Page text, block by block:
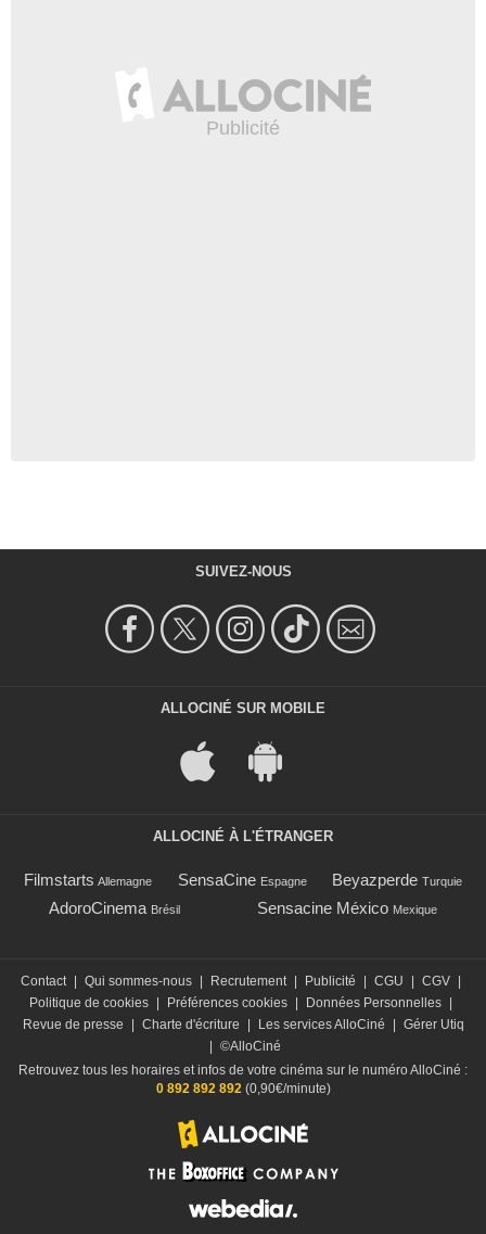
SUIVEZ-NOUS
ALLOCINÉ SUR MOBILE
ALLOCINÉ À L'ÉTRANGER
Filmstarts Allemagne SensaCine Espagne Beyazperde Turquie
AdoroCinema Brésil Sensacine México Mexique
Contact | Qui sommes-nous | Recrutement | Publicité | CGU | CGV |
Politique de cookies | Préférences cookies | Données Personnelles |
Revue de presse
| Charte d'écriture | Les services AlloCiné | Gérer Utiq
| ©AlloCiné
Retrouvez tous les horaires et infos de votre cinéma sur le numéro AlloCiné :
0 892 892 892 (0,90€/minute)